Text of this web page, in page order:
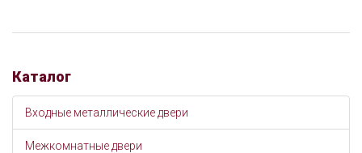
Каталог
Входные металлические двери
Межкомнатные двери